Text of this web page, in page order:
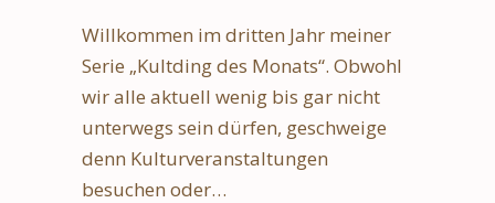
Willkommen im dritten Jahr meiner
Serie „Kultding des Monats“. Obwohl
wir alle aktuell wenig bis gar nicht
unterwegs sein dürfen, geschweige
denn Kulturveranstaltungen
besuchen oder…